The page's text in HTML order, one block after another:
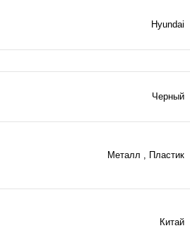
Hyundai
Черный
Металл , Пластик
Китай